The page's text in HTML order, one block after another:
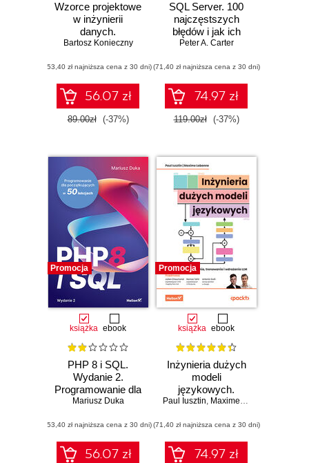
Wzorce projektowe
w inżynierii
danych.
Sprawdzone
praktyki
Bartosz Konieczny
(53,40 zł najniższa cena z 30 dni)
56.07 zł
89.00zł (-37%)
SQL Server. 100
najczęstszych
błędów i jak ich
skutecznie unikać
Peter A. Carter
(71,40 zł najniższa cena z 30 dni)
74.97 zł
119.00zł (-37%)
Promocja
książka ebook
PHP 8 i SQL.
Wydanie 2.
Programowanie dla
początkujących w
Mariusz Duka
(53,40 zł najniższa cena z 30 dni)
56.07 zł
Promocja
książka ebook
Inżynieria dużych
modeli
językowych.
Podręcznik
trenowania i
wdrażania LLM
Paul Iusztin, Maxime Labonne
(71,40 zł najniższa cena z 30 dni)
74.97 zł